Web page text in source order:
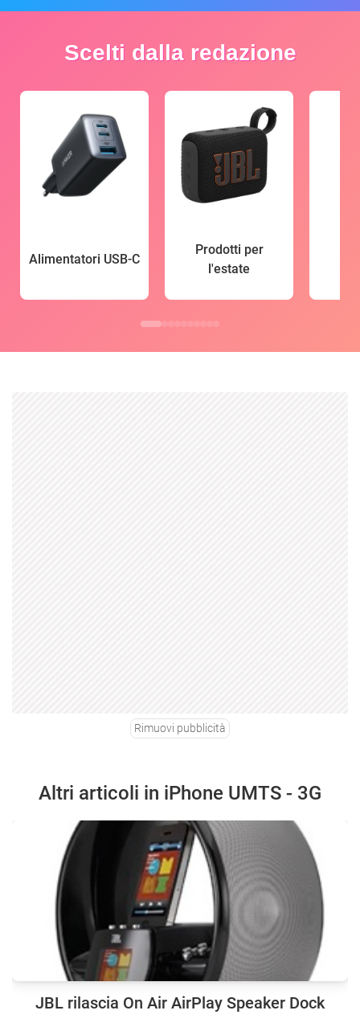
Scelti dalla redazione
Alimentatori USB-C
Prodotti per
l'estate
Rimuovi pubblicità
Altri articoli in iPhone UMTS - 3G
JBL rilascia On Air AirPlay Speaker Dock